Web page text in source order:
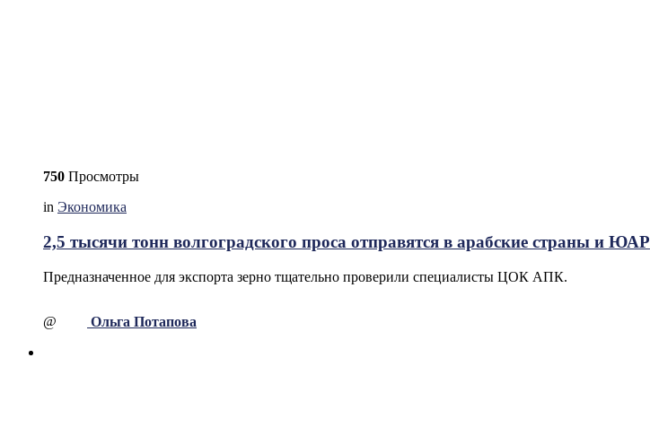
750 Просмотры
in Экономика
2,5 тысячи тонн волгоградского проса отправятся в арабские страны и ЮАР
Предназначенное для экспорта зерно тщательно проверили специалисты ЦОК АПК.
@ Ольга Потапова